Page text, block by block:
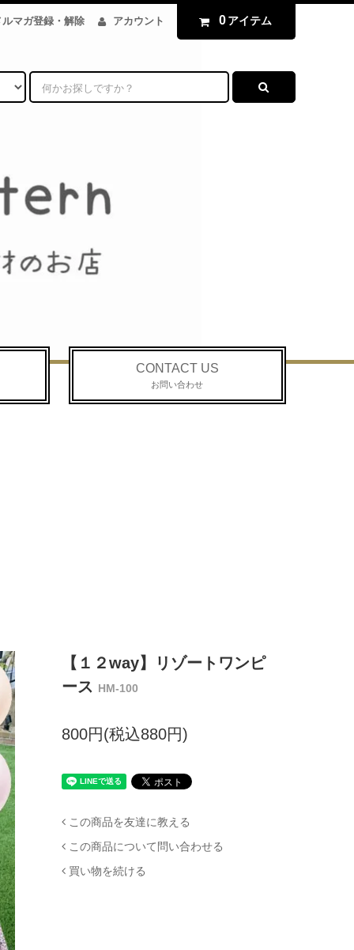
ルマガ登録・解除 アカウント 0 アイテム
CONTACT US
お問い合わせ
【１２way】リゾートワンピ
ース HM-100
800円(税込880円)
この商品を友達に教える
この商品について問い合わせる
買い物を続ける